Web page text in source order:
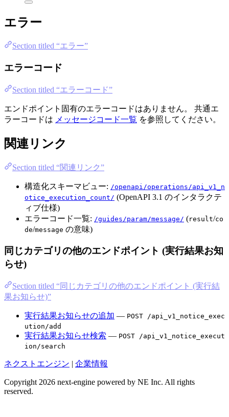
エラー
Section titled “エラー”
エラーコード
Section titled “エラーコード”
エンドポイント固有のエラーコードはありません。 共通エ
ラーコードは メッセージコード一覧 を参照してください。
関連リンク
Section titled “関連リンク”
構造化スキーマビュー: /openapi/operations/api_v1_n
otice_execution_count/ (OpenAPI 3.1 のインタラクテ
ィブ仕様)
エラーコード一覧: /guides/param/message/ (result/co
de/message の意味)
同じカテゴリの他のエンドポイント (実行結果お知
らせ)
Section titled “同じカテゴリの他のエンドポイント (実行結
果お知らせ)”
実行結果お知らせの追加 — POST /api_v1_notice_exec
ution/add
実行結果お知らせ検索 — POST /api_v1_notice_execut
ion/search
ネクストエンジン | 企業情報
Copyright 2026 next-engine powered by NE Inc. All rights
reserved.